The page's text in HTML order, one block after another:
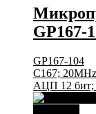
GP167-
GP167-104
C167;
АЦП 12 бит;